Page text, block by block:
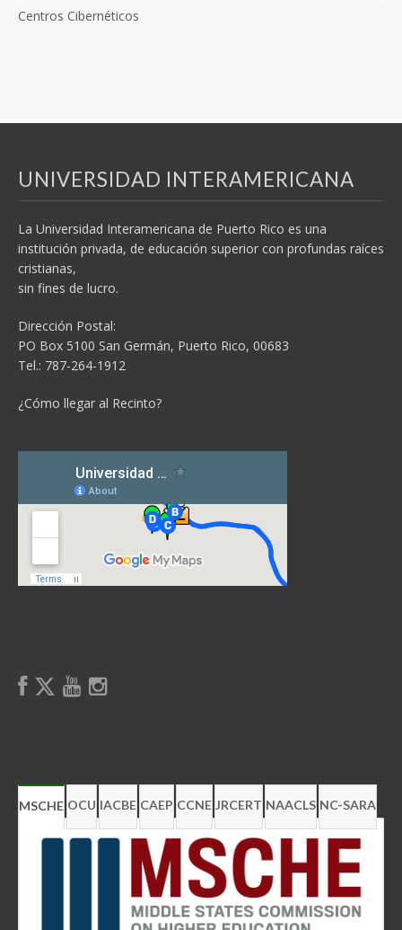
Centros Cibernéticos
UNIVERSIDAD INTERAMERICANA
La Universidad Interamericana de Puerto Rico es una
institución privada, de educación superior con profundas raíces
cristianas,
sin fines de lucro.
Dirección Postal:
PO Box 5100 San Germán, Puerto Rico, 00683
Tel.: 787-264-1912
¿Cómo llegar al Recinto?
MSCHE OCU IACBE CAEP CCNE JRCERT NAACLS NC-SARA